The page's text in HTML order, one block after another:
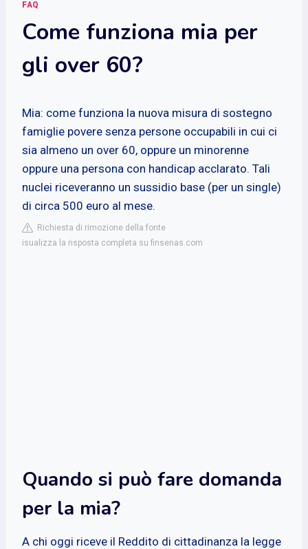
FAQ
Come funziona mia per
gli over 60?
Mia: come funziona la nuova misura di sostegno
famiglie povere senza persone occupabili in cui ci
sia almeno un over 60, oppure un minorenne
oppure una persona con handicap acclarato. Tali
nuclei riceveranno un sussidio base (per un single)
di circa 500 euro al mese.
Richiesta di rimozione della fonte
isualizza la risposta completa su finsenas.com
Quando si può fare domanda
per la mia?
A chi oggi riceve il Reddito di cittadinanza la legge